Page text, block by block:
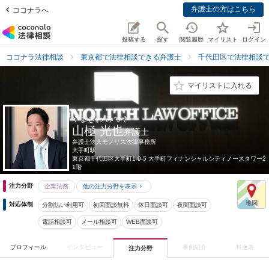
ココナラへ 弁護士の方はこちら
投稿する 探す 閲覧履歴 マイリスト ログイン
ココナラ法律相談 東京都で法律相談できる弁護士 千代田区で法律相談
マイリストに入れる
やまぎわ みつや
山極 光也弁護士
弁護士法人モノリス法律事務所
大手町駅
東京都千代田区大手町1-9-5 大手町フィナンシャルシティノースタワー2
1階
注力分野 企業法務 他の注力分野を表示
対応体制 分割払い利用可 初回面談無料 休日面談可 夜間面談可
電話相談可 メール相談可 WEB面談可
プロフィール インタビュー 注力分野 事例紹介 料金表